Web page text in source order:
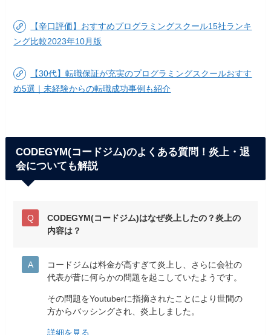
【辛口評価】おすすめプログラミングスクール15社ランキ
ング比較2023年10月版
【30代】転職保証が充実のプログラミングスクールおすす
め5選｜未経験からの転職成功事例も紹介
CODEGYM(コードジム)のよくある質問！炎上・退
会についても解説
CODEGYM(コードジム)はなぜ炎上したの？炎上の
内容は？
コードジムは料金が高すぎて炎上し、さらに会社の
代表が昔に何らかの問題を起こしていたようです。
その問題をYoutuberに指摘されたことにより世間の
方からバッシングされ、炎上しました。
詳細を見る